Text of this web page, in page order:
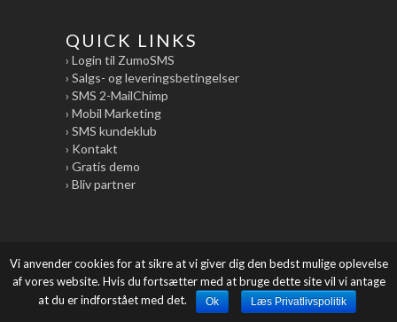
QUICK LINKS
› Login til ZumoSMS
› Salgs- og leveringsbetingelser
› SMS 2-MailChimp
› Mobil Marketing
› SMS kundeklub
› Kontakt
› Gratis demo
› Bliv partner
All Rights Reserved by Zumotools ApS
Vi anvender cookies for at sikre at vi giver dig den bedst mulige oplevelse
af vores website. Hvis du fortsætter med at bruge dette site vil vi antage
at du er indforstået med det.
Ok Læs Privatlivspolitik